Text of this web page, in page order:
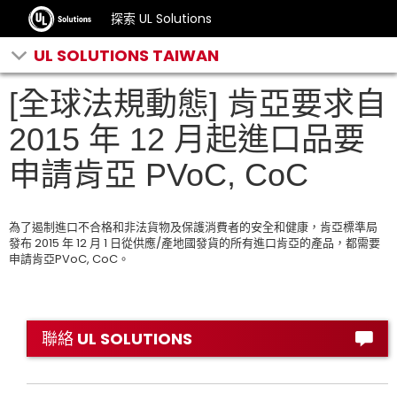
探索 UL Solutions
UL SOLUTIONS TAIWAN
[全球法規動態] 肯亞要求自
2015 年 12 月起進口品要
申請肯亞 PVoC, CoC
為了遏制進口不合格和非法貨物及保護消費者的安全和健康，肯亞標準局
發布 2015 年 12 月 1 日從供應/產地國發貨的所有進口肯亞的產品，都需要
申請肯亞PVoC, CoC。
聯絡 UL SOLUTIONS